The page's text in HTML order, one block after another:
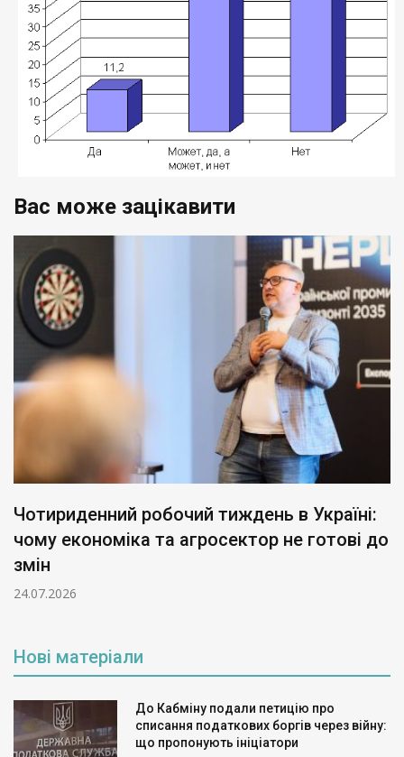
Вас може зацікавити
Мільйонні зарплати в державних банках:
Гетманцев обурений захмарними
виплатами
16.07.2026
Нові матеріали
До Кабміну подали петицію про
списання податкових боргів через війну:
що пропонують ініціатори